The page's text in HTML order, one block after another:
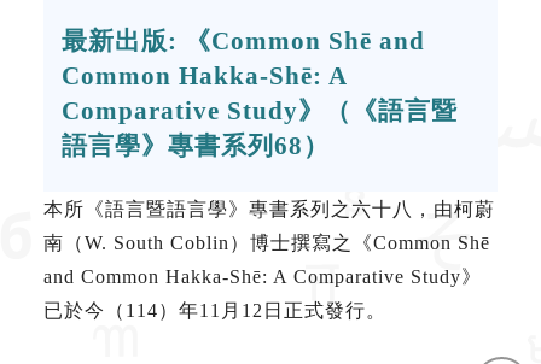
最新出版: 《Common Shē and
Common Hakka-Shē: A
Comparative Study》（《語言暨
語言學》專書系列68）
本所《語言暨語言學》專書系列之六十八，由柯蔚
南（W. South Coblin）博士撰寫之《Common Shē
and Common Hakka-Shē: A Comparative Study》
已於今（114）年11月12日正式發行。